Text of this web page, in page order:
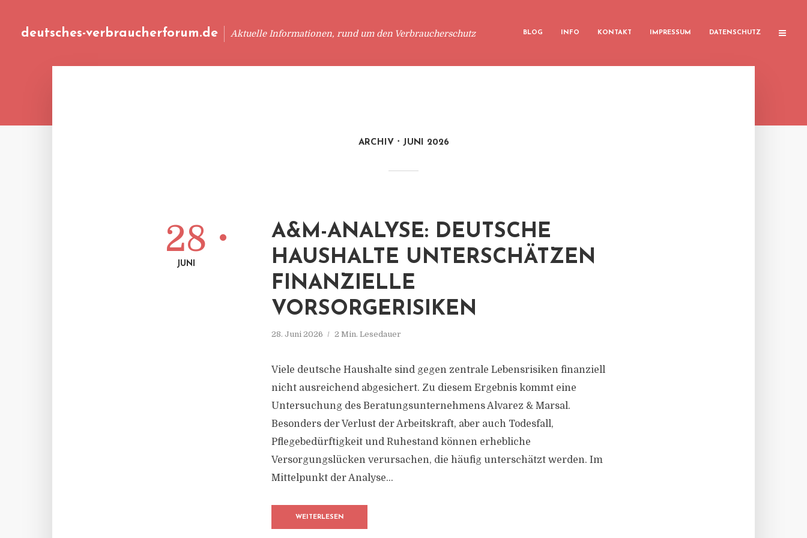
deutsches-verbraucherforum.de Aktuelle Informationen, rund um den Verbraucherschutz BLOG INFO KONTAKT IMPRESSUM DATENSCHUTZ
ARCHIV JUNI 2026
A&M-ANALYSE: DEUTSCHE
HAUSHALTE UNTERSCHÄTZEN
FINANZIELLE
VORSORGERISIKEN
28. Juni 2026 2 Min. Lesedauer
28
JUNI
Viele deutsche Haushalte sind gegen zentrale Lebensrisiken finanziell
nicht ausreichend abgesichert. Zu diesem Ergebnis kommt eine
Untersuchung des Beratungsunternehmens Alvarez & Marsal.
Besonders der Verlust der Arbeitskraft, aber auch Todesfall,
Pflegebedürftigkeit und Ruhestand können erhebliche
Versorgungslücken verursachen, die häufig unterschätzt werden. Im
Mittelpunkt der Analyse...
WEITERLESEN